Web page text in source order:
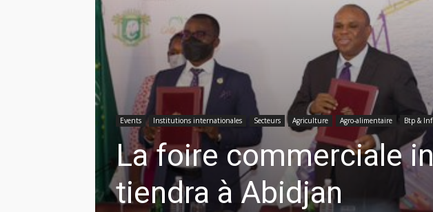
Events Institutions internationales Secteurs Agriculture Agro-alimentaire Btp &
La foire commerciale
tiendra à Abidjan